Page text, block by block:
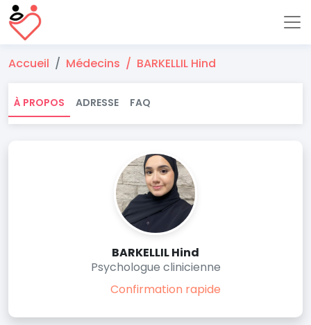
Accueil Médecins BARKELLIL Hind
À PROPOS ADRESSE FAQ
BARKELLIL Hind
Psychologue clinicienne
Confirmation rapide